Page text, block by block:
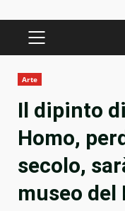
PRIMARY
Arte
Il dipinto
Homo,
secolo,
museo del